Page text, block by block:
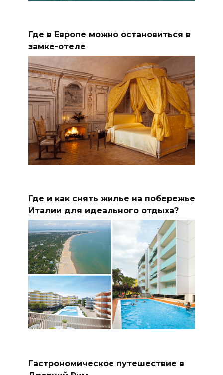
Где в Европе можно остановиться в
замке-отеле
Где и как снять жилье на побережье
Италии для идеального отдыха?
Гастрономическое путешествие в